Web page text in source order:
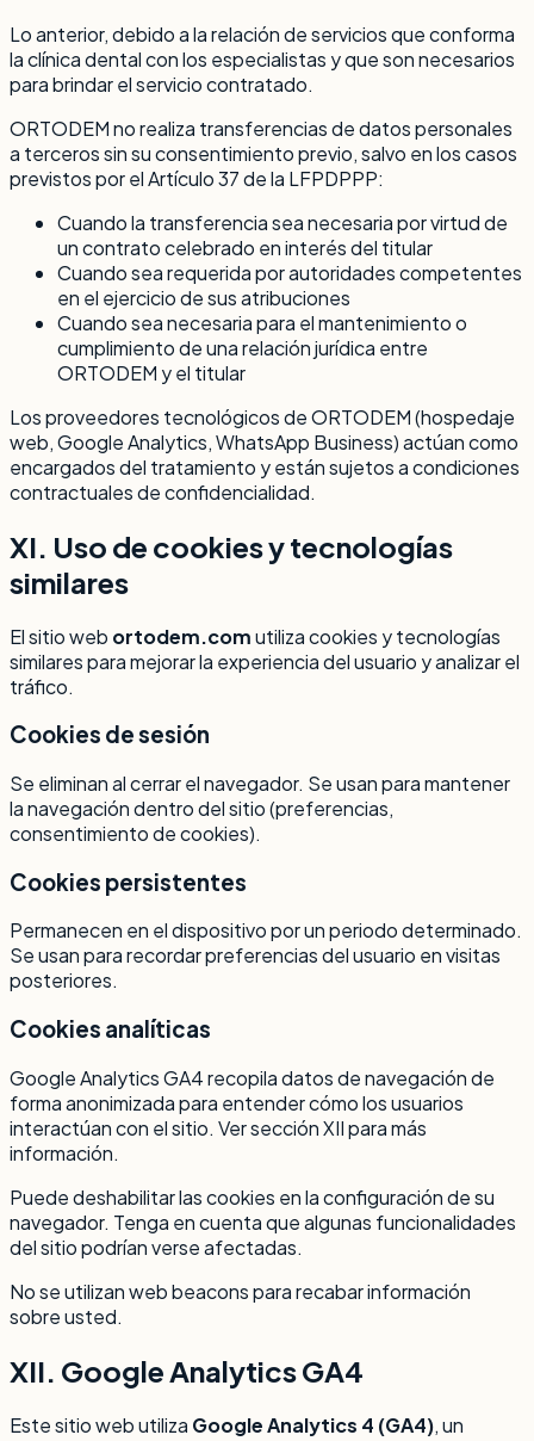
Lo anterior, debido a la relación de servicios que conforma
la clínica dental con los especialistas y que son necesarios
para brindar el servicio contratado.
ORTODEM no realiza transferencias de datos personales
a terceros sin su consentimiento previo, salvo en los casos
previstos por el Artículo 37 de la LFPDPPP:
Cuando la transferencia sea necesaria por virtud de
un contrato celebrado en interés del titular
Cuando sea requerida por autoridades competentes
en el ejercicio de sus atribuciones
Cuando sea necesaria para el mantenimiento o
cumplimiento de una relación jurídica entre
ORTODEM y el titular
Los proveedores tecnológicos de ORTODEM (hospedaje
web, Google Analytics, WhatsApp Business) actúan como
encargados del tratamiento y están sujetos a condiciones
contractuales de confidencialidad.
XI. Uso de cookies y tecnologías
similares
El sitio web ortodem.comutiliza cookies y tecnologías
similares para mejorar la experiencia del usuario y analizar el
tráfico.
Cookies de sesión
Se eliminan al cerrar el navegador. Se usan para mantener
la navegación dentro del sitio (preferencias,
consentimiento de cookies).
Cookies persistentes
Permanecen en el dispositivo por un periodo determinado.
Se usan para recordar preferencias del usuario en visitas
posteriores.
Cookies analíticas
Google Analytics GA4 recopila datos de navegación de
forma anonimizada para entender cómo los usuarios
interactúan con el sitio. Ver sección XII para más
información.
Puede deshabilitar las cookies en la configuración de su
navegador. Tenga en cuenta que algunas funcionalidades
del sitio podrían verse afectadas.
No se utilizan web beacons para recabar información
sobre usted.
XII. Google Analytics GA4
Este sitio web utiliza Google Analytics 4 (GA4), un